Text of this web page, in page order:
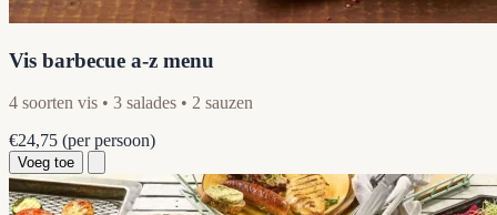
Vis barbecue a-z menu
4 soorten vis • 3 salades • 2 sauzen
€24,75 (per persoon)
Voeg toe